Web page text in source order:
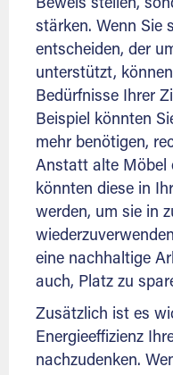
Beweis stellen,
stärken. Wenn Sie
entscheiden, der
unterstützt,
Bedürfnisse Ihrer
Beispiel könnten
mehr benötigen,
Anstatt alte Möbel
könnten diese in
werden, um sie in
eine nachhaltige
auch, Platz zu
Zusätzlich ist es
Energieeffizienz
nachzudenken.